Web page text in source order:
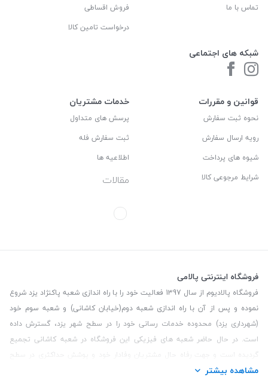
تماس با ما
شبکه های اجتماعی
فروش اقساطی
درخواست تامین کالا
قوانین و مقررات
نحوه ثبت سفارش
رویه ارسال سفارش
شیوه های پرداخت
شرایط مرجوعی کالا
خدمات مشتریان
پرسش های متداول
ثبت سفارش فله
اطلاعیه ها
مقالات
فروشگاه اینترنتی پالامی
فروشگاه پالادیوم از سال 1397 فعالیت خود را با راه اندازی شعبه پاکنژاد یزد شروع
نموده و پس از آن با راه اندازی شعبه دوم(خیابان کاشانی) و شعبه سوم خود
(شهرداری یزد) محدوده خدمات رسانی خود را در سطح شهر یزد، گسترش داده
است. در حال حاضر شعبه های فیزیکی این فروشگاه در شعبه کاشانی تجمیع
گردیده است و جهت رفاه حال مشتریان وفادار خود و پوشش حداکثری در سطح
استان یزد و همچنین مشتریان سطح کشور، فروشگاه اینترنتی پالامی را راه اندازی
مشاهده بیشتر